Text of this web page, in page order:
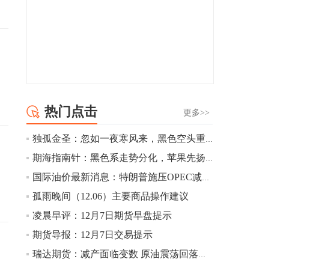
幅扩大至4.4%。
10:43
【行情】芝加哥11月大豆期货跌0.4%，12
月玉米期货跌1%。
10:43
【行情】油脂油料期货表现抢眼，豆二期
2.5%，棕榈油涨近2%，菜粕涨1.54%。
更多>>
热门点击
独孤金圣：忽如一夜寒风来，黑色空头重燃希望
期海指南针：黑色系走势分化，苹果先扬后抑，可以放肆做空
国际油价最新消息：特朗普施压OPEC减产存疑虑 油价扩大跌幅下破52关口！
孤雨晚间（12.06）主要商品操作建议
凌晨早评：12月7日期货早盘提示
期货导报：12月7日交易提示
瑞达期货：减产面临变数 原油震荡回落